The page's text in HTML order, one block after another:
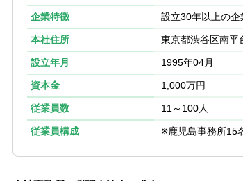
の獲得においては営業活動
企業特徴 設立30年以上の企
本社住所 東京都渋谷区南平
設立年月 1995年04月
資本金 1,000万円
従業員数 11～100人
従業員構成 ※鹿児島事務所15